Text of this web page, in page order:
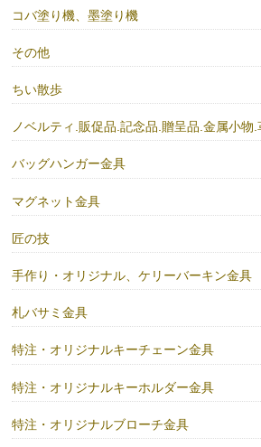
コバ塗り機、墨塗り機
その他
ちい散歩
ノベルティ.販促品.記念品.贈呈品.金属小物.
バッグハンガー金具
マグネット金具
匠の技
手作り・オリジナル、ケリーバーキン金具
札バサミ金具
特注・オリジナルキーチェーン金具
特注・オリジナルキーホルダー金具
特注・オリジナルブローチ金具